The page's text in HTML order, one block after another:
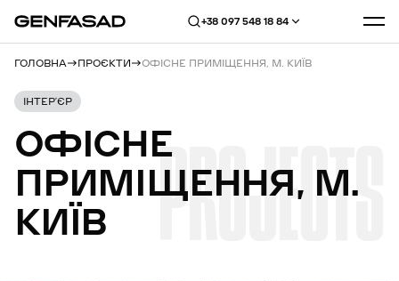
+38 097 548 18 84
ГОЛОВНА ПРОЄКТИ ОФІСНЕ ПРИМІЩЕННЯ, М. КИЇВ
ІНТЕР’ЄР
ОФІСНЕ
ПРИМІЩЕННЯ, М.
КИЇВ PROJECTS